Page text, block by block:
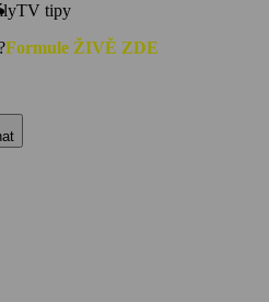
TV tipy
Formule ŽIVĚ ZDE